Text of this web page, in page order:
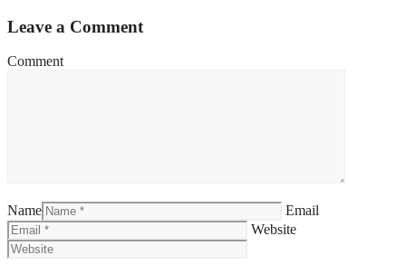
Leave a Comment
Comment
Name
Email
Website